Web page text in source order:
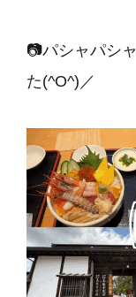
📷パシャパシ
た(^O^)／